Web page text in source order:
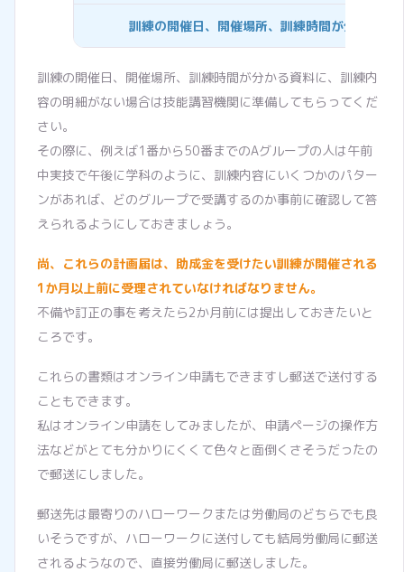
訓練の開催日、開催場所、訓練時間が分かる資
訓練の開催日、開催場所、訓練時間が分かる資料に、訓練内
容の明細がない場合は技能講習機関に準備してもらってくだ
さい。
その際に、例えば1番から50番までのAグループの人は午前
中実技で午後に学科のように、訓練内容にいくつかのパター
ンがあれば、どのグループで受講するのか事前に確認して答
えられるようにしておきましょう。
尚、これらの計画届は、助成金を受けたい訓練が開催される
1か月以上前に受理されていなければなりません。
不備や訂正の事を考えたら2か月前には提出しておきたいと
ころです。
これらの書類はオンライン申請もできますし郵送で送付する
こともできます。
私はオンライン申請をしてみましたが、申請ページの操作方
法などがとても分かりにくくて色々と面倒くさそうだったの
で郵送にしました。
郵送先は最寄りのハローワークまたは労働局のどちらでも良
いそうですが、ハローワークに送付しても結局労働局に郵送
されるようなので、直接労働局に郵送しました。